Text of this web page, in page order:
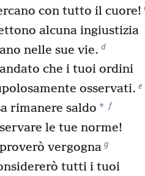
con tutto il cuore!
alcuna ingiustizia
nelle sue vie. d
che i tuoi ordini
osservati. e
rimanere saldo * f
le tue norme!
vergogna g
tutti i tuoi